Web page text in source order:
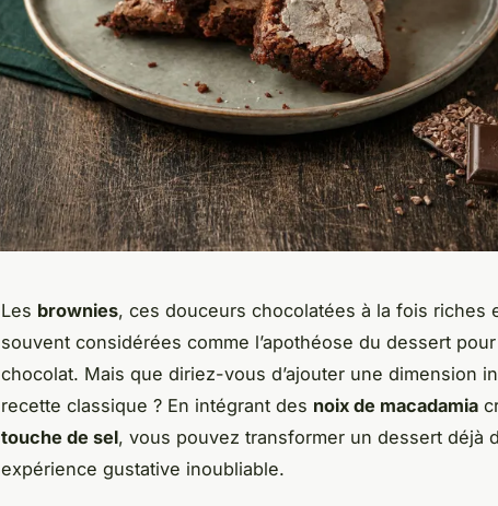
Les brownies, ces douceurs chocolatées à la fois riches
souvent considérées comme l’apothéose du dessert
chocolat. Mais que diriez-vous d’ajouter une dimension
recette classique ? En intégrant des noix de macadamia
touche de sel, vous pouvez transformer un dessert déjà
expérience gustative inoubliable.